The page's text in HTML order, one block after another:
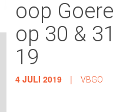
oop
op 30 &
19
4 JULI 2019 | VBGO